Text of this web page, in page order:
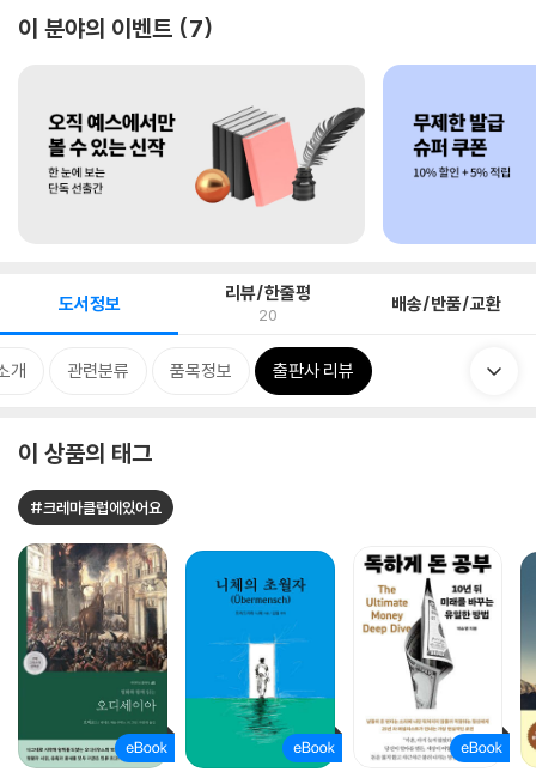
이 분야의 이벤트 7
도서정보 리뷰/한줄평
20 배송/반품/교환
개 관련분류 품목정보 출판사 리뷰
이 상품의 태그
#크레마클럽에있어요